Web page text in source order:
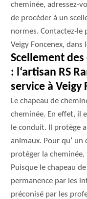
cheminée, adressez-
de procéder à un
normes. Contactez-le
Veigy Foncenex, dans
Scellement
: l‘artisan RS
service à Veigy
Le chapeau de
cheminée. En effet, il
le conduit. Il protège
animaux. Pour qu’ un
protéger la
Puisque le chapeau
permanence par les
préconisé par les